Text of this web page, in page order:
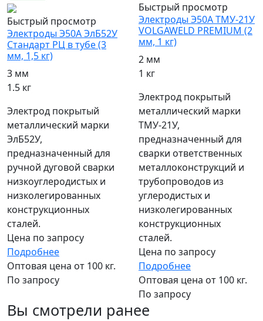
Быстрый просмотр
Электроды Э50А ЭлБ52У
Стандарт РЦ в тубе (3
мм, 1,5 кг)
3 мм
1.5 кг
Электрод покрытый
металлический марки
ЭлБ52У,
предназначенный для
ручной дуговой сварки
низкоуглеродистых и
низколегированных
конструкционных
сталей.
Цена по запросу
Подробнее
Оптовая цена от 100 кг.
По запросу
Быстрый просмотр
Электроды Э50А ТМУ-21У
VOLGAWELD PREMIUM (2
мм, 1 кг)
2 мм
1 кг
Электрод покрытый
металлический марки
ТМУ-21У,
предназначенный для
сварки ответственных
металлоконструкций и
трубопроводов из
углеродистых и
низколегированных
конструкционных
сталей.
Цена по запросу
Подробнее
Оптовая цена от 100 кг.
По запросу
Вы смотрели ранее